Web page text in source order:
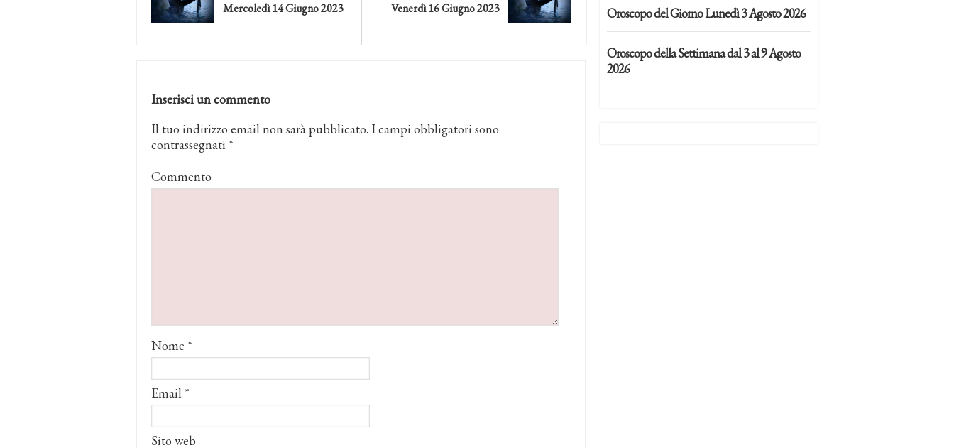
Mercoledì 14 Giugno 2023
Venerdì 16 Giugno 2023
Inserisci un commento
Il tuo indirizzo email non sarà pubblicato. I campi obbligatori sono
contrassegnati *
Commento
Nome *
Email *
Sito web
Oroscopo del Giorno Lunedì 3 Agosto 2026
Oroscopo della Settimana dal 3 al 9 Agosto
2026